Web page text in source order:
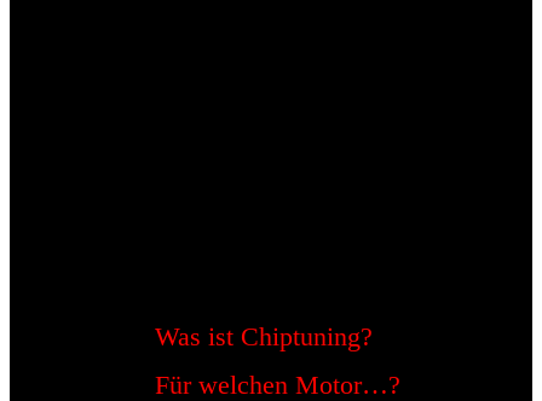
Was ist Chiptuning?
Für welchen Motor…?